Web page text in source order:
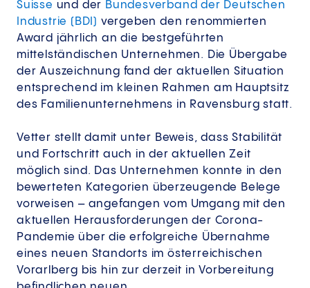
Suisse und der Bundesverband der Deutschen
Industrie (BDI) vergeben den renommierten
Award jährlich an die bestgeführten
mittelständischen Unternehmen. Die Übergabe
der Auszeichnung fand der aktuellen Situation
entsprechend im kleinen Rahmen am Hauptsitz
des Familienunternehmens in Ravensburg statt.
Vetter stellt damit unter Beweis, dass Stabilität
und Fortschritt auch in der aktuellen Zeit
möglich sind. Das Unternehmen konnte in den
bewerteten Kategorien überzeugende Belege
vorweisen – angefangen vom Umgang mit den
aktuellen Herausforderungen der Corona-
Pandemie über die erfolgreiche Übernahme
eines neuen Standorts im österreichischen
Vorarlberg bis hin zur derzeit in Vorbereitung